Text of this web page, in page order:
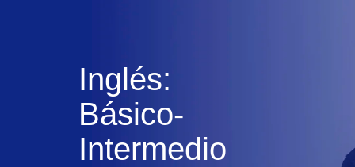
Inglés:
Básico-
Intermedio